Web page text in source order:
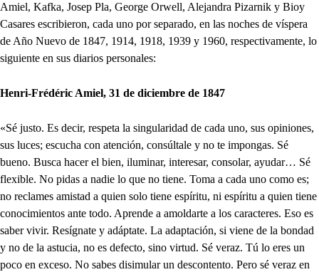
Amiel, Kafka, Josep Pla, George Orwell, Alejandra Pizarnik y Bioy
Casares escribieron, cada uno por separado, en las noches de víspera
de Año Nuevo de 1847, 1914, 1918, 1939 y 1960, respectivamente, lo
siguiente en sus diarios personales:
Henri-Frédéric Amiel, 31 de diciembre de 1847
«Sé justo. Es decir, respeta la singularidad de cada uno, sus opiniones,
sus luces; escucha con atención, consúltale y no te impongas. Sé
bueno. Busca hacer el bien, iluminar, interesar, consolar, ayudar… Sé
flexible. No pidas a nadie lo que no tiene. Toma a cada uno como es;
no reclames amistad a quien solo tiene espíritu, ni espíritu a quien tiene
conocimientos ante todo. Aprende a amoldarte a los caracteres. Eso es
saber vivir. Resígnate y adáptate. La adaptación, si viene de la bondad
y no de la astucia, no es defecto, sino virtud. Sé veraz. Tú lo eres un
poco en exceso. No sabes disimular un descontento. Pero sé veraz en